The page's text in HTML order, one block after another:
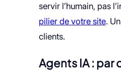
servir l’humain, pas
pilier de votre site.
clients.
Agents IA : par